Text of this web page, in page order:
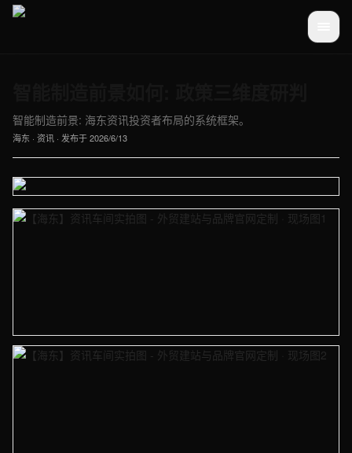
智能制造前景: 海东资讯投资者布局的系统框架。
海东 · 资讯 · 发布于2026/6/13
【海东】资讯车间实拍图 - 外贸建站与品牌官网定制 · 现场图1